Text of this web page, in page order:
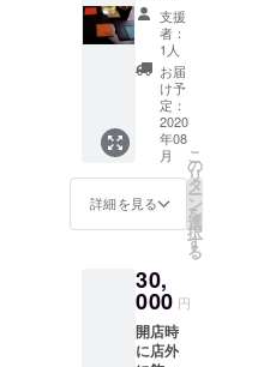
る方の
みにな
りま
す。 ご
来店頂
く際は
ご予約
を頂け
るよう
お願い
致しま
の素敵
な名前
入り専
用コー
スター
をご提
供致し
ます。
店内で
ご使用
頂けな
い場合
はご希
へ郵送
致しま
すので
住所の
記載を
支援
者：
1人
お届
け予
定：
2020
年08
月
詳細を見る
こ
の
リ
タ
ー
ン
を
選
択
す
る
30,
000 円
開店時
に店外